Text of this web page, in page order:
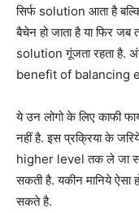
सिर्फ solution आता है
बैचेन हो जाता है या फिर
solution गूंजता रहता है.
benefit of balancing
ये उन लोगो के लिए काफी
नहीं है. इस प्रक्रिया के
higher level तक ले जा
सकती है. यकीन मानिये
सकते है.